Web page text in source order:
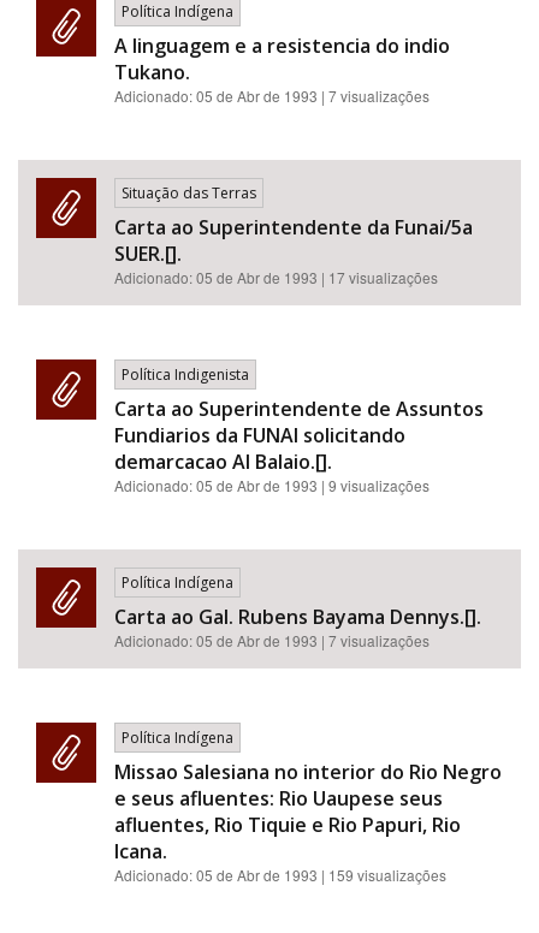
Política Indígena
A linguagem e a resistencia do indio
Tukano.
Adicionado:05 de Abr de 1993 | 7 visualizações
Situação das Terras
Carta ao Superintendente da Funai/5a
SUER.[].
Adicionado:05 de Abr de 1993 | 17 visualizações
Política Indigenista
Carta ao Superintendente de Assuntos
Fundiarios da FUNAI solicitando
demarcacao Al Balaio.[].
Adicionado:05 de Abr de 1993 | 9 visualizações
Política Indígena
Carta ao Gal. Rubens Bayama Dennys.[].
Adicionado:05 de Abr de 1993 | 7 visualizações
Política Indígena
Missao Salesiana no interior do Rio Negro
e seus afluentes: Rio Uaupese seus
afluentes, Rio Tiquie e Rio Papuri, Rio
Icana.
Adicionado:05 de Abr de 1993 | 159 visualizações